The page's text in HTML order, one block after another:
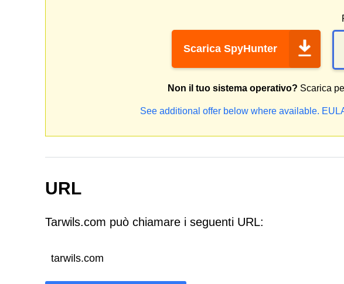
Scarica SpyHunter
Non il tuo sistema operativo? Scarica
See additional offer below where available.
URL
Tarwils.com può chiamare i seguenti URL:
tarwils.com